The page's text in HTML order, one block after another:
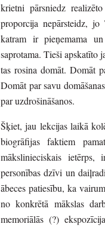
krietni pārsniedz
proporcija nepārsteidz,
katram ir pieņemama
saprotama. Tieši apskatīto
tas rosina domāt. Domāt
Domāt par savu
par uzdrošināšanos.
Šķiet, jau lekcijas laikā
biogrāfijas faktiem
mākslinieciskais ietērps,
personības dzīvi un
ābeces patiesību, ka
no konkrētā mākslas
memoriālās (?)